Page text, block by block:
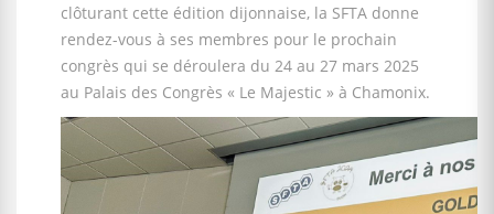
clôturant cette édition dijonnaise, la SFTA donne
rendez-vous à ses membres pour le prochain
congrès qui se déroulera du 24 au 27 mars 2025
au Palais des Congrès « Le Majestic » à Chamonix.